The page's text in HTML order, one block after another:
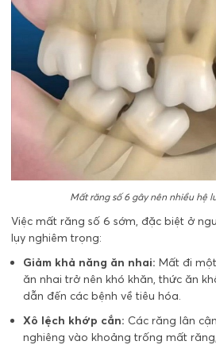
Mất răng số 6 gây nên nhiều hệ
Việc mất răng số 6 sớm, đặc biệt ở
lụy nghiêm trọng:
Giảm khả năng ăn nhai: Mất đi
ăn nhai trở nên khó khăn, thức ăn
dẫn đến các bệnh về tiêu hóa.
Xô lệch khớp cắn: Các răng lân
nghiêng vào khoảng trống mất